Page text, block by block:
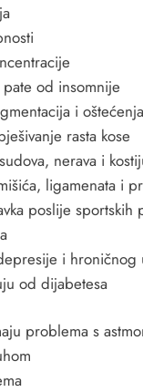
od insomnije
i
rasta kose
nerava i
ligamenata i
poslije
i hroničnog
od dijabetesa
problema s